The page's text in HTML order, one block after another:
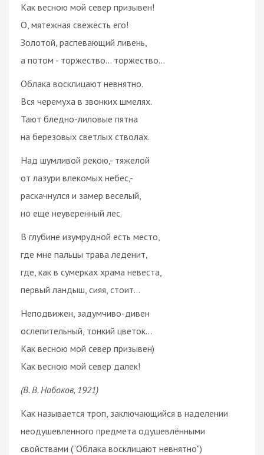
Как весною мой север призывен!
О, мятежная свежесть его!
Золотой, распевающий ливень,
а потом - торжество... торжество...
Облака восклицают невнятно.
Вся черемуха в звонких шмелях.
Тают бледно-лиловые пятна
на березовых светлых стволах.
Над шумливой рекою,- тяжелой
от лазури влекомых небес,-
раскачнулся и замер веселый,
но еще неуверенный лес.
В глубине изумрудной есть место,
где мне пальцы трава леденит,
где, как в сумерках храма невеста,
первый ландыш, сияя, стоит...
Неподвижен, задумчиво-дивен
ослепительный, тонкий цветок...
Как весною мой север призывен)
Как весною мой север далек!
(В. В. Набоков, 1921)
Как называется троп, заключающийся в наделении
неодушевленного предмета одушевлёнными
свойствами ("Облака восклицают невнятно")